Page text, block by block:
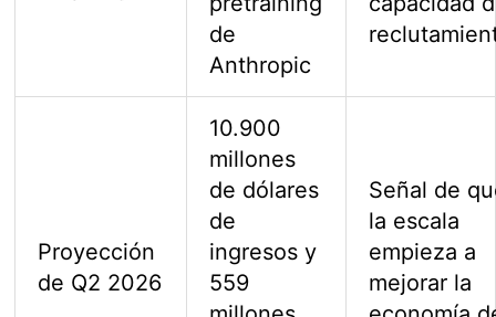
de
Anthropic
Proyección
de Q2 2026
10.900
millones
de dólares
de
ingresos y
559
Señal de
la escala
empieza a
mejorar la